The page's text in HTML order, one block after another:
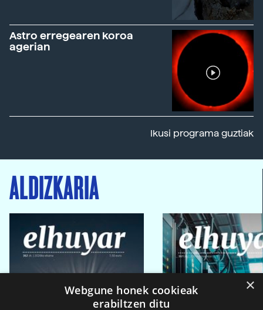
Astro erregearen koroa
agerian
Ikusi programa guztiak
ALDIZKARIA
×
Webgune honek cookieak
erabiltzen ditu